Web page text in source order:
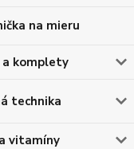
na mieru
a komplety
technika
vitamíny